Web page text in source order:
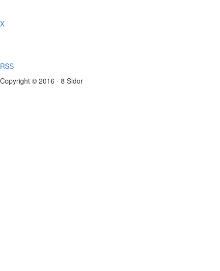
X
RSS
Copyright © 2016 - 8 Sidor